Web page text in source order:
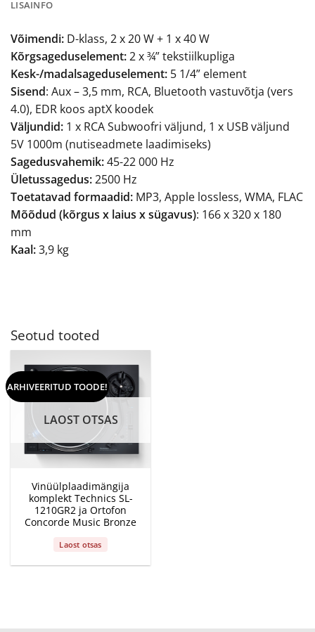
LISAINFO
Võimendi: D-klass, 2 x 20 W + 1 x 40 W
Kõrgsageduselement:2 x ¾” tekstiilkupliga
Kesk-/madalsageduselement: 5 1/4” element
Sisend: Aux – 3,5 mm, RCA, Bluetooth vastuvõtja (vers
4.0), EDR koos aptX koodek
Väljundid: 1 x RCA Subwoofri väljund, 1 x USB väljund
5V 1000m (nutiseadmete laadimiseks)
Sagedusvahemik:45-22 000 Hz
Ületussagedus:2500 Hz
Toetatavad formaadid: MP3, Apple lossless, WMA, FLAC
Mõõdud (kõrgus x laius x sügavus): 166 x 320 x 180
mm
Kaal:3,9 kg
Seotud tooted
ARHIVEERITUD TOODE!
LAOST OTSAS
Vinüülplaadimängija
komplekt Technics SL-
1210GR2 ja Ortofon
Concorde Music Bronze
Laost otsas